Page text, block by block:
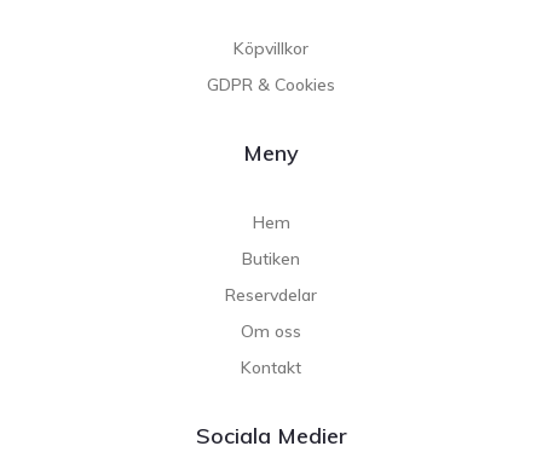
Köpvillkor
GDPR & Cookies
Meny
Hem
Butiken
Reservdelar
Om oss
Kontakt
Sociala Medier